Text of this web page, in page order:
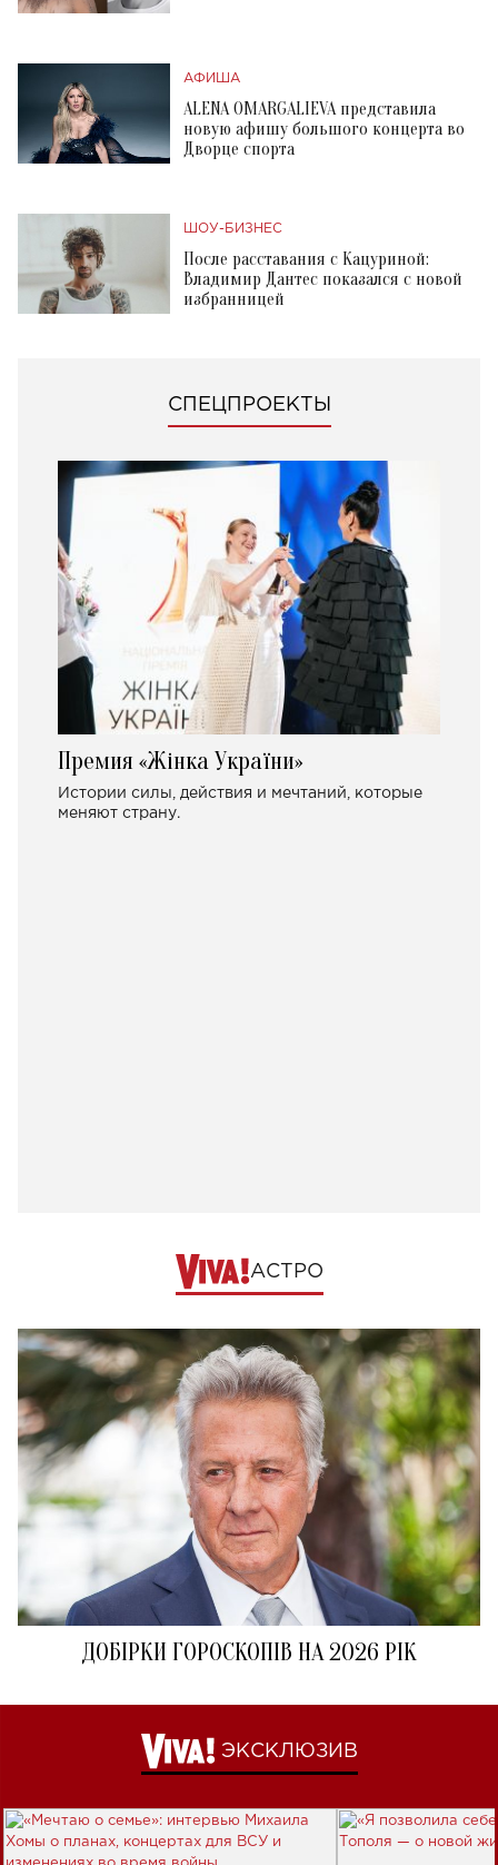
АФИША
ALENA OMARGALIEVA представила
новую афишу большого концерта во
Дворце спорта
ШОУ-БИЗНЕС
После расставания с Кацуриной:
Владимир Дантес показался с новой
избранницей
СПЕЦПРОЕКТЫ
Премия «Жінка України»
Истории силы, действия и мечтаний, которые
меняют страну.
АСТРО
ДОБІРКИ ГОРОСКОПІВ НА 2026 РІК
ЭКСКЛЮЗИВ